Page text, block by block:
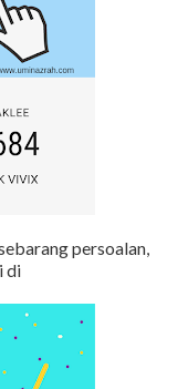
persoalan,
di